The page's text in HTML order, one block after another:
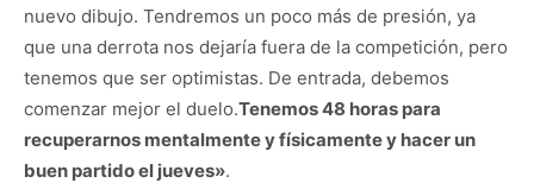
nuevo dibujo. Tendremos un poco más de presión, ya
que una derrota nos dejaría fuera de la competición, pero
tenemos que ser optimistas. De entrada, debemos
comenzar mejor el duelo.Tenemos 48 horas para
recuperarnos mentalmente y físicamente y hacer un
buen partido el jueves».